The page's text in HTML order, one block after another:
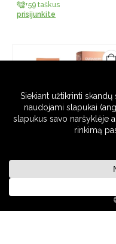
+59 taškus
prisijunkite
CURASEPT DAYCARE -